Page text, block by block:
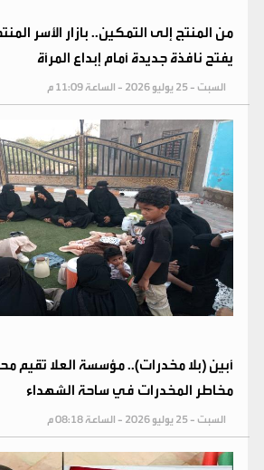
من المنتج إلى التمكين.. بازار الأسر
يفتح نافذة جديدة أمام إبداع المرأة
السبت - 25 يوليو 2026 - الساعة 11:09 م
أبين (بلا مخدرات).. مؤسسة العلا تقيم
مخاطر المخدرات في ساحة الشهداء
السبت - 25 يوليو 2026 - الساعة 08:18 م